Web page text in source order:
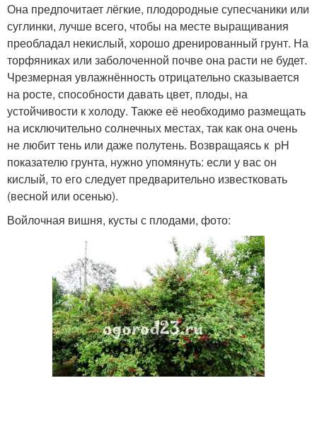
Она предпочитает лёгкие, плодородные супесчаники или
суглинки, лучше всего, чтобы на месте выращивания
преобладал некислый, хорошо дренированный грунт. На
торфяниках или заболоченной почве она расти не будет.
Чрезмерная увлажнённость отрицательно сказывается
на росте, способности давать цвет, плоды, на
устойчивости к холоду. Также её необходимо размещать
на исключительно солнечных местах, так как она очень
не любит тень или даже полутень. Возвращаясь к pH
показателю грунта, нужно упомянуть: если у вас он
кислый, то его следует предварительно известковать
(весной или осенью).
Войлочная вишня, кусты с плодами, фото: